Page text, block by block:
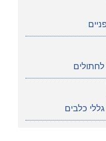
כלבים